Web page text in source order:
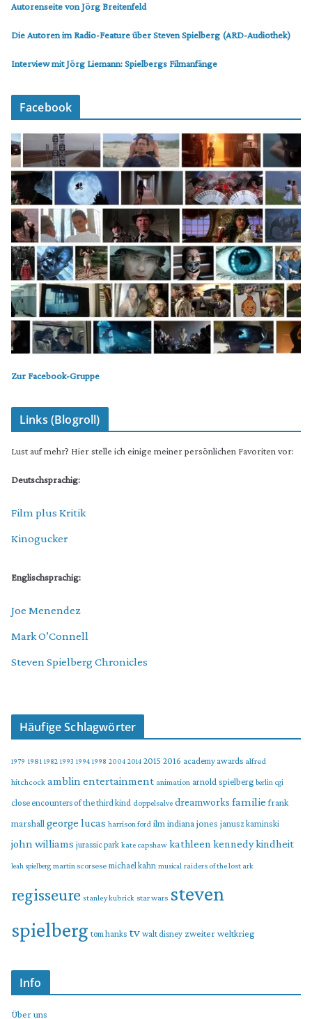
Autorenseite von Jörg Breitenfeld
Die Autoren im Radio-Feature über Steven Spielberg (ARD-Audiothek)
Interview mit Jörg Liemann: Spielbergs Filmanfänge
Facebook
Zur Facebook-Gruppe
Links (Blogroll)
Lust auf mehr? Hier stelle ich einige meiner persönlichen Favoriten vor:
Deutschsprachig:
Film plus Kritik
Kinogucker
Englischsprachig:
Joe Menendez
Mark O’Connell
Steven Spielberg Chronicles
Häufige Schlagwörter
1979 1981 1982 1993 1994 1998 2004 2014 2015 2016 academy awards alfred
hitchcock amblin entertainment animation arnold spielberg berlin cgi
close encounters of the third kind doppelsalve dreamworks familie frank
marshallgeorge lucas harrison ford ilm indiana jones janusz kaminski
john williams jurassic park kate capshaw kathleen kennedykindheit
leah spielberg martin scorsese michael kahn musical raiders of the lost ark
regisseure stanley kubrick star wars steven
spielberg tom hanks tv walt disney zweiter weltkrieg
Info
Über uns